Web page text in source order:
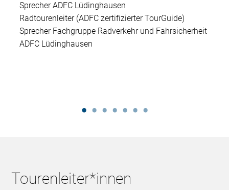
Sprecher ADFC Lüdinghausen
Radtourenleiter (ADFC zertifizierter TourGuide)
Sprecher Fachgruppe Radverkehr und Fahrsicherheit
ADFC Lüdinghausen
Tourenleiter*innen